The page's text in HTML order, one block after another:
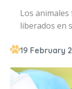
Los
liberados en
19 February